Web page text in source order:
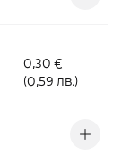
0,30 €
(0,59 лв.)